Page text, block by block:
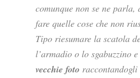
comunque non se ne
fare quelle cose che non
Tipo riesumare la scatola
l’armadio o lo sgabuzzino
vecchie foto